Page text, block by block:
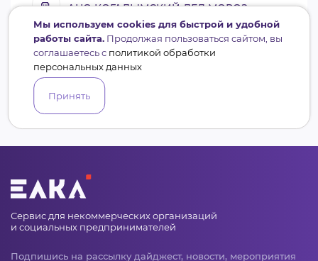
АНО КОГАЛЫМСКИЙ ДЕД МОРОЗ
Сервис для некоммерческих организаций
и социальных предпринимателей
Подпишись на рассылку дайджест, новости, мероприятия
Мы используем cookies для быстрой и удобной
работы сайта. Продолжая пользоваться сайтом, вы
соглашаетесь с политикой обработки
персональных данных
Принять